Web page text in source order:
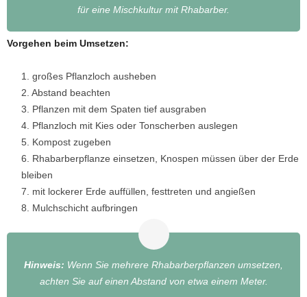
für eine Mischkultur mit Rhabarber.
Vorgehen beim Umsetzen:
großes Pflanzloch ausheben
2. Abstand beachten
3. Pflanzen mit dem Spaten tief ausgraben
4. Pflanzloch mit Kies oder Tonscherben auslegen
5. Kompost zugeben
6. Rhabarberpflanze einsetzen, Knospen müssen über der Erde
bleiben
7. mit lockerer Erde auffüllen, festtreten und angießen
8. Mulchschicht aufbringen
Hinweis: Wenn Sie mehrere Rhabarberpflanzen umsetzen,
achten Sie auf einen Abstand von etwa einem Meter.